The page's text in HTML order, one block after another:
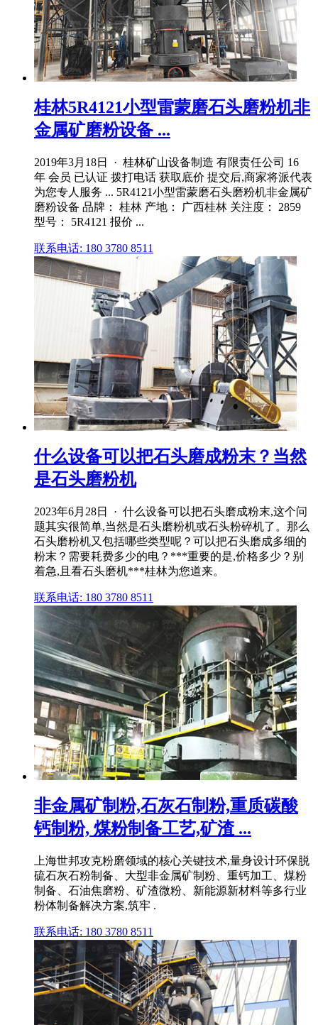
桂林5R4121小型雷蒙磨石头磨粉机非
金属矿磨粉设备 ...
2019年3月18日 · 桂林矿山设备制造 有限责任公司 16
年 会员 已认证 拨打电话 获取底价 提交后,商家将派代表
为您专人服务 ... 5R4121小型雷蒙磨石头磨粉机非金属矿
磨粉设备 品牌： 桂林 产地： 广西桂林 关注度： 2859
型号： 5R4121 报价 ...
联系电话: 180 3780 8511
什么设备可以把石头磨成粉末？当然
是石头磨粉机
2023年6月28日 · 什么设备可以把石头磨成粉末,这个问
题其实很简单,当然是石头磨粉机或石头粉碎机了。那么
石头磨粉机又包括哪些类型呢？可以把石头磨成多细的
粉末？需要耗费多少的电？***重要的是,价格多少？别
着急,且看石头磨机***桂林为您道来。
联系电话: 180 3780 8511
非金属矿制粉,石灰石制粉,重质碳酸
钙制粉, 煤粉制备工艺,矿渣 ...
上海世邦攻克粉磨领域的核心关键技术,量身设计环保脱
硫石灰石粉制备、大型非金属矿制粉、重钙加工、煤粉
制备、石油焦磨粉、矿渣微粉、新能源新材料等多行业
粉体制备解决方案,筑牢 .
联系电话: 180 3780 8511